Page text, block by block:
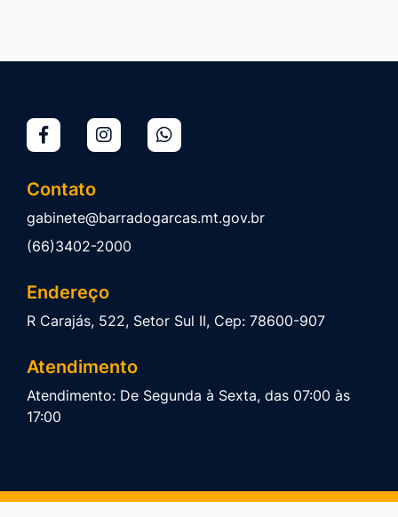
Contato
gabinete@barradogarcas.mt.gov.br
(66)3402-2000
Endereço
R Carajás, 522, Setor Sul II, Cep: 78600-907
Atendimento
Atendimento: De Segunda à Sexta, das 07:00 às
17:00